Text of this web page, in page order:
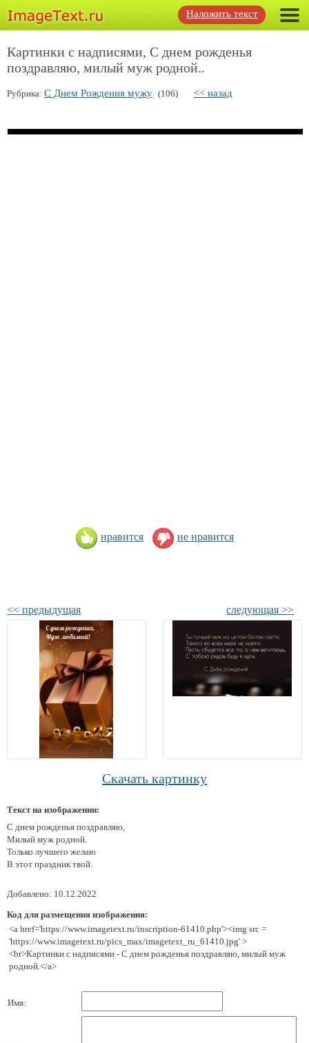
Наложить текст
Картинки с надписями, С днем рожденья
поздравляю, милый муж родной..
Рубрика: С Днем Рождения мужу (106) << назад
нравится не нравится
<< предыдущая следующая >>
Скачать картинку
Текст на изображении:
С днем рожденья поздравляю,
Милый муж родной.
Только лучшего желаю
В этот праздник твой.
Добавлено: 10.12.2022
Код для размещения изображения:
<a href='https://www.imagetext.ru/inscription-61410.php'><img src =
'https://www.imagetext.ru/pics_max/imagetext_ru_61410.jpg' >
<br>Картинки с надписями - С днем рожденья поздравляю, милый муж
родной.</a>
Имя: